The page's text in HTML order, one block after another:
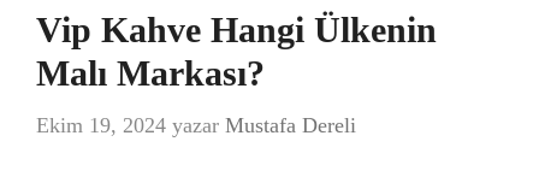
Vip Kahve Hangi Ülkenin
Malı Markası?
Ekim 19, 2024 yazar Mustafa Dereli